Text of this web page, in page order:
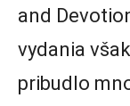
and
vydania
pribudlo